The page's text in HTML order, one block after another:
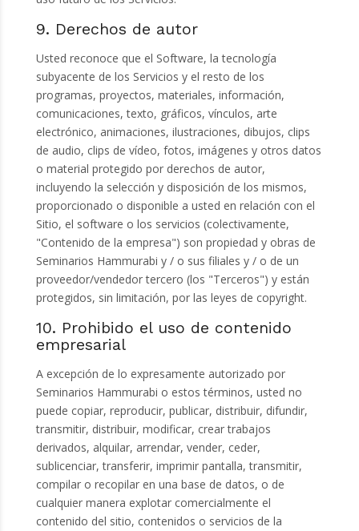
9. Derechos de autor
Usted reconoce que el Software, la tecnología
subyacente de los Servicios y el resto de los
programas, proyectos, materiales, información,
comunicaciones, texto, gráficos, vínculos, arte
electrónico, animaciones, ilustraciones, dibujos, clips
de audio, clips de vídeo, fotos, imágenes y otros datos
o material protegido por derechos de autor,
incluyendo la selección y disposición de los mismos,
proporcionado o disponible a usted en relación con el
Sitio, el software o los servicios (colectivamente,
"Contenido de la empresa") son propiedad y obras de
Seminarios Hammurabi y / o sus filiales y / o de un
proveedor/vendedor tercero (los "Terceros") y están
protegidos, sin limitación, por las leyes de copyright.
10. Prohibido el uso de contenido
empresarial
A excepción de lo expresamente autorizado por
Seminarios Hammurabi o estos términos, usted no
puede copiar, reproducir, publicar, distribuir, difundir,
transmitir, distribuir, modificar, crear trabajos
derivados, alquilar, arrendar, vender, ceder,
sublicenciar, transferir, imprimir pantalla, transmitir,
compilar o recopilar en una base de datos, o de
cualquier manera explotar comercialmente el
contenido del sitio, contenidos o servicios de la